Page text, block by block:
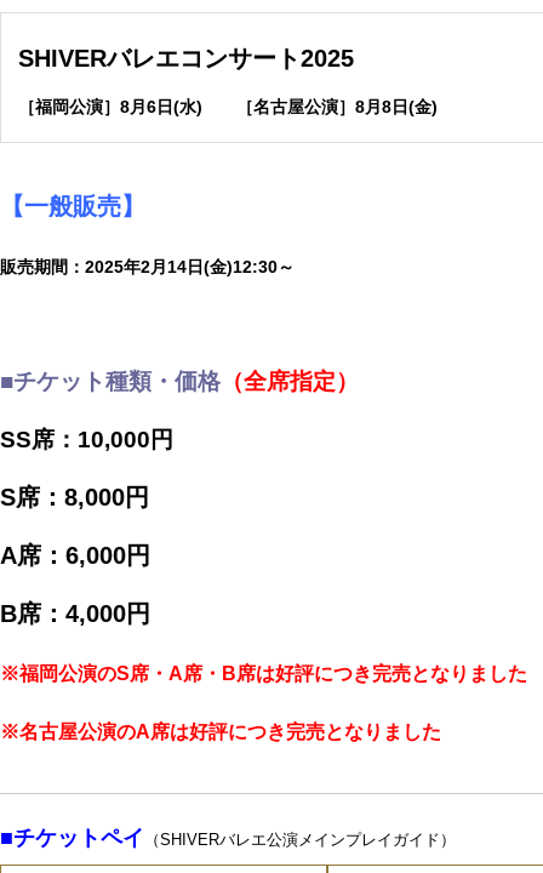
SHIVERバレエコンサート2025
［福岡公演］8月6日(水) ［名古屋公演］8月8日(金)
【一般販売】
販売期間 ：2025年2月14日(金)12:30～
■チケット種類・価格 （全席指定）
SS席：10,000円
S席：8,000円
A席：6,000円
B席：4,000円
※福岡公演のS席・A席・B席は好評につき完売となりました
※名古屋公演のA席は好評につき完売となりました
■チケットペイ （SHIVERバレエ公演メインプレイガイド）